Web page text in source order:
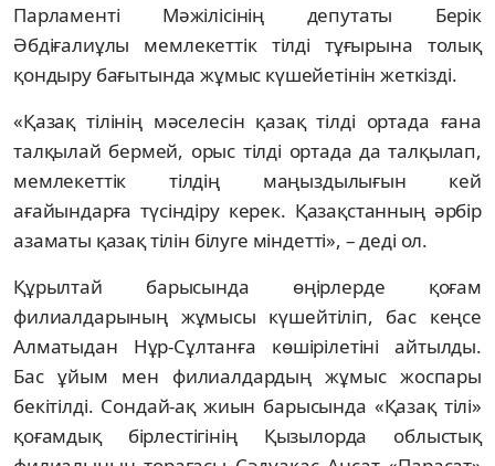
Парламенті Мәжілісінің депутаты Берік
Әбдіғалиұлы мемлекеттік тілді тұғырына толық
қондыру бағытында жұмыс күшейетінін жеткізді.
«Қазақ тілінің мәселесін қазақ тілді ортада ғана
талқылай бермей, орыс тілді ортада да талқылап,
мемлекеттік тілдің маңыздылығын кей
ағайындарға түсіндіру керек. Қазақстанның әрбір
азаматы қазақ тілін білуге міндетті», – деді ол.
Құрылтай барысында өңірлерде қоғам
филиалдарының жұмысы күшейтіліп, бас кеңсе
Алматыдан Нұр-Сұлтанға көшірілетіні айтылды.
Бас ұйым мен филиалдардың жұмыс жоспары
бекітілді. Сондай-ақ жиын барысында «Қазақ тілі»
қоғамдық бірлестігінің Қызылорда облыстық